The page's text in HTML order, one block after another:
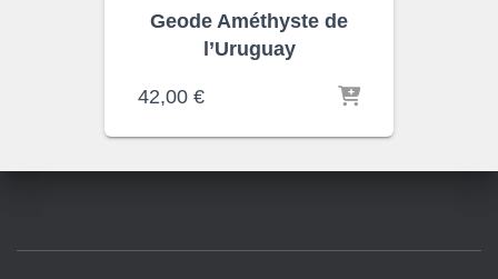
Geode Améthyste de
l’Uruguay
42,00 €